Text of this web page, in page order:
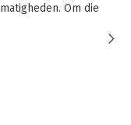
Om die
en de praktijk
deel wordt de
over de
binnen